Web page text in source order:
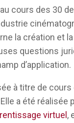
cours des 30
la création et
questions
d’application.
à titre de
a été réalisée
virtuel ,